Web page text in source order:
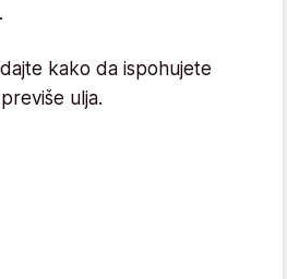
kako da ispohujete
ulja.